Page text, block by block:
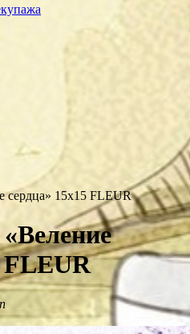
сердца» 15х15 FLEUR
FLEUR